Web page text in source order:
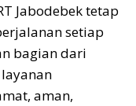
Jabodebek tetap
setiap
bagian dari
aman,